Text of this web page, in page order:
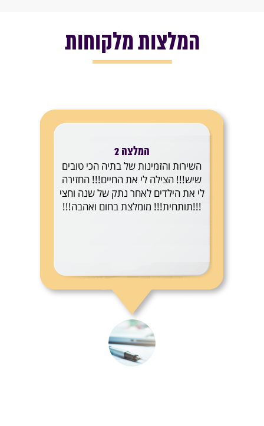
המלצות מלקוחות
המלצה 2
השירות והזמינות של בתיה הכי טובים
שיש!!! הצילה לי את החיים!!! החזירה
לי את הילדים לאחר נתק של שנה וחצי
!!!תותחית!!! מומלצת בחום ואהבה!!!